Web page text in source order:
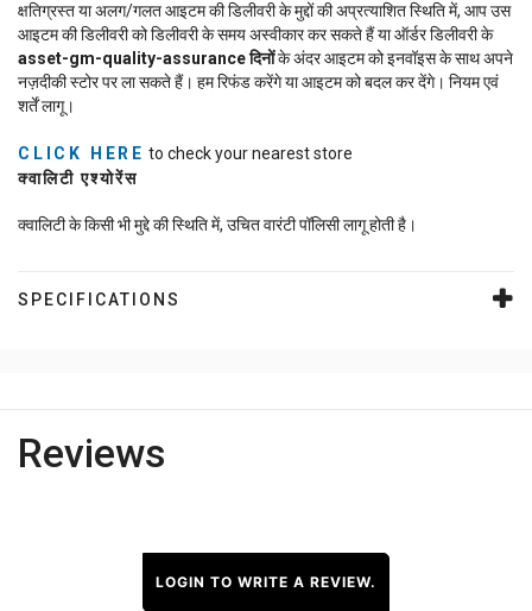
क्षतिग्रस्त या अलग/गलत आइटम की डिलीवरी के मुद्दों की अप्रत्याशित स्थिति में, आप उस
आइटम की डिलीवरी को डिलीवरी के समय अस्वीकार कर सकते हैं या ऑर्डर डिलीवरी के
asset-gm-quality-assuranceदिनोंके अंदर आइटम को इनवॉइस के साथ अपने
नज़दीकी स्टोर पर ला सकते हैं। हम रिफंड करेंगे या आइटम को बदल कर देंगे। नियम एवं
शर्तें लागू।
CLICK HERE to check your nearest store
क्वालिटी एश्योरेंस
क्वालिटी के किसी भी मुद्दे की स्थिति में, उचित वारंटी पॉलिसी लागू होती है।
SPECIFICATIONS
Reviews
LOGIN TO WRITE A REVIEW.